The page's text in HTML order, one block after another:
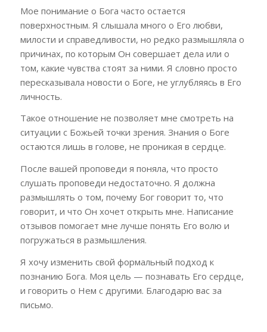
Мое понимание о Бога часто остается
поверхностным. Я слышала много о Его любви,
милости и справедливости, но редко размышляла о
причинах, по которым Он совершает дела или о
том, какие чувства стоят за ними. Я словно просто
пересказывала новости о Боге, не углубляясь в Его
личность.
Такое отношение не позволяет мне смотреть на
ситуации с Божьей точки зрения. Знания о Боге
остаются лишь в голове, не проникая в сердце.
После вашей проповеди я поняла, что просто
слушать проповеди недостаточно. Я должна
размышлять о том, почему Бог говорит то, что
говорит, и что Он хочет открыть мне. Написание
отзывов помогает мне лучше понять Его волю и
погружаться в размышления.
Я хочу изменить свой формальный подход к
познанию Бога. Моя цель — познавать Его сердце,
и говорить о Нем с другими. Благодарю вас за
письмо.